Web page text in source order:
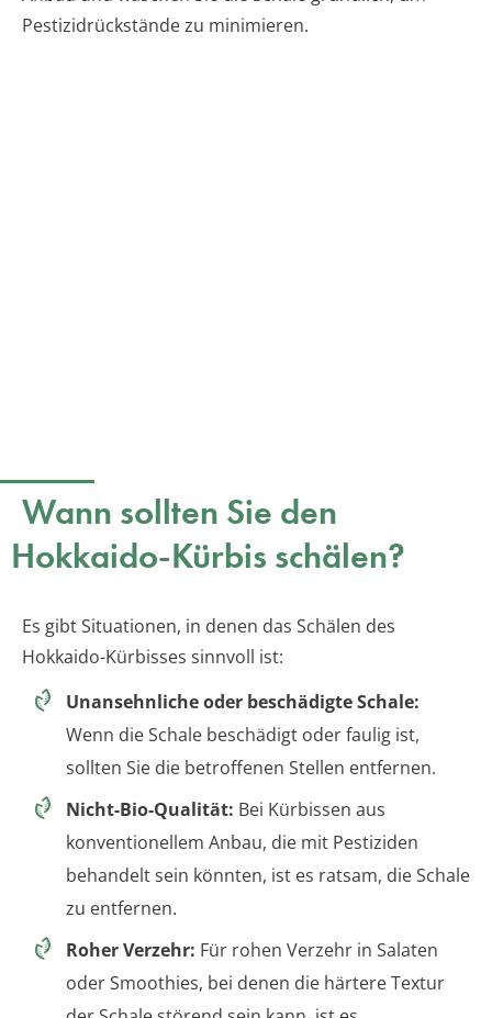
Pestizidrückstände zu minimieren.
Wann sollten Sie den
Hokkaido-Kürbis schälen?
Es gibt Situationen, in denen das Schälen des
Hokkaido-Kürbisses sinnvoll ist:
Unansehnliche oder beschädigte Schale:
Wenn die Schale beschädigt oder faulig ist,
sollten Sie die betroffenen Stellen entfernen.
Nicht-Bio-Qualität: Bei Kürbissen aus
konventionellem Anbau, die mit Pestiziden
behandelt sein könnten, ist es ratsam, die Schale
zu entfernen.
Roher Verzehr: Für rohen Verzehr in Salaten
oder Smoothies, bei denen die härtere Textur